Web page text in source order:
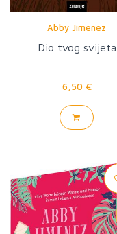
Abby Jimenez
Dio tvog svijeta
6,50 €